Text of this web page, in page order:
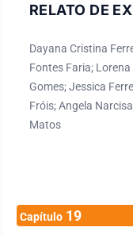
RELATO DE
Dayana Cristina
Fontes Faria;
Gomes; Jessica
Fróis; Angela
Matos
Capítulo 19